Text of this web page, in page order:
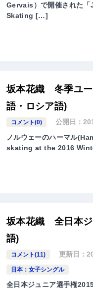
Gervais）で開催された
Skating […]
坂本花織 冬季ユ
語・ロシア語)
コメント(0) 公開日：
ノルウェーのハーマル
skating at the 2016
坂本花織 全日本
語)
コメント(11) 更新日：
日本：女子シングル
全日本ジュニア選手権